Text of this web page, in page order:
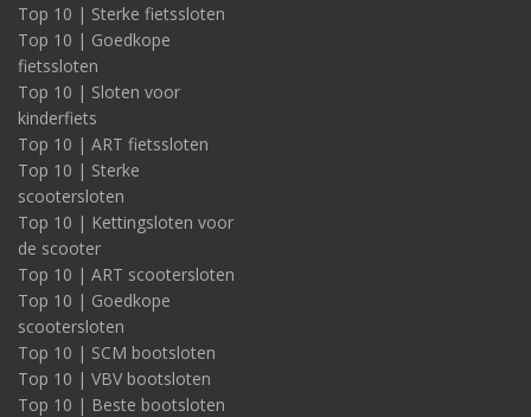
Top 10 | Sterke fietssloten
Top 10 | Goedkope
fietssloten
Top 10 | Sloten voor
kinderfiets
Top 10 | ART fietssloten
Top 10 | Sterke
scootersloten
Top 10 | Kettingsloten voor
de scooter
Top 10 | ART scootersloten
Top 10 | Goedkope
scootersloten
Top 10 | SCM bootsloten
Top 10 | VBV bootsloten
Top 10 | Beste bootsloten